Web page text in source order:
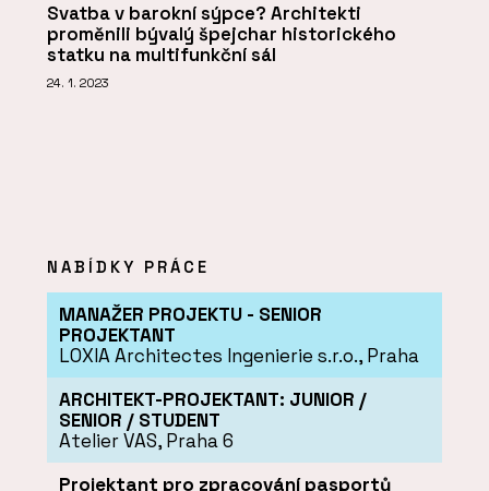
Svatba v barokní sýpce? Architekti
proměnili bývalý špejchar historického
statku na multifunkční sál
24. 1. 2023
NABÍDKY PRÁCE
MANAŽER PROJEKTU - SENIOR
PROJEKTANT
LOXIA Architectes Ingenierie s.r.o., Praha
ARCHITEKT-PROJEKTANT: JUNIOR /
SENIOR / STUDENT
Atelier VAS, Praha 6
Projektant pro zpracování pasportů